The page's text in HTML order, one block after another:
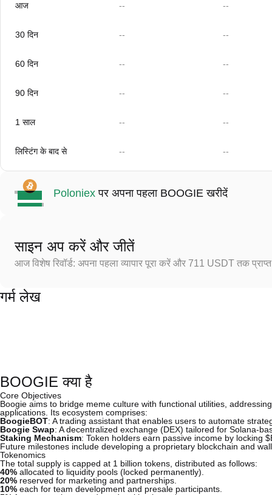
आज -- --
30 दिन -- --
60 दिन -- --
90 दिन -- --
1 साल -- --
लिस्टिंग के बाद से -- --
Poloniex पर अपना पहला BOOGIE खरीदें
साइन अप करें और जीतें
आज विशेष रिवॉर्ड: अपना पहला व्यापार पूरा करें और 711 USDT तक
गर्म लेख
BOOGIE क्या है
Core Objectives
Boogie aims to bridge meme culture with functional utilities,
applications. Its ecosystem comprises:
BoogieBOT: A trading assistant that enables users to automate
Boogie Swap: A decentralized exchange (DEX) tailored for Solana-
Staking Mechanism: Token holders earn passive income by locking
Future milestones include developing a proprietary blockchain and
Tokenomics
The total supply is capped at 1 billion tokens, distributed as follows:
40% allocated to liquidity pools (locked permanently).
20% reserved for marketing and partnerships.
10% each for team development and presale participants.